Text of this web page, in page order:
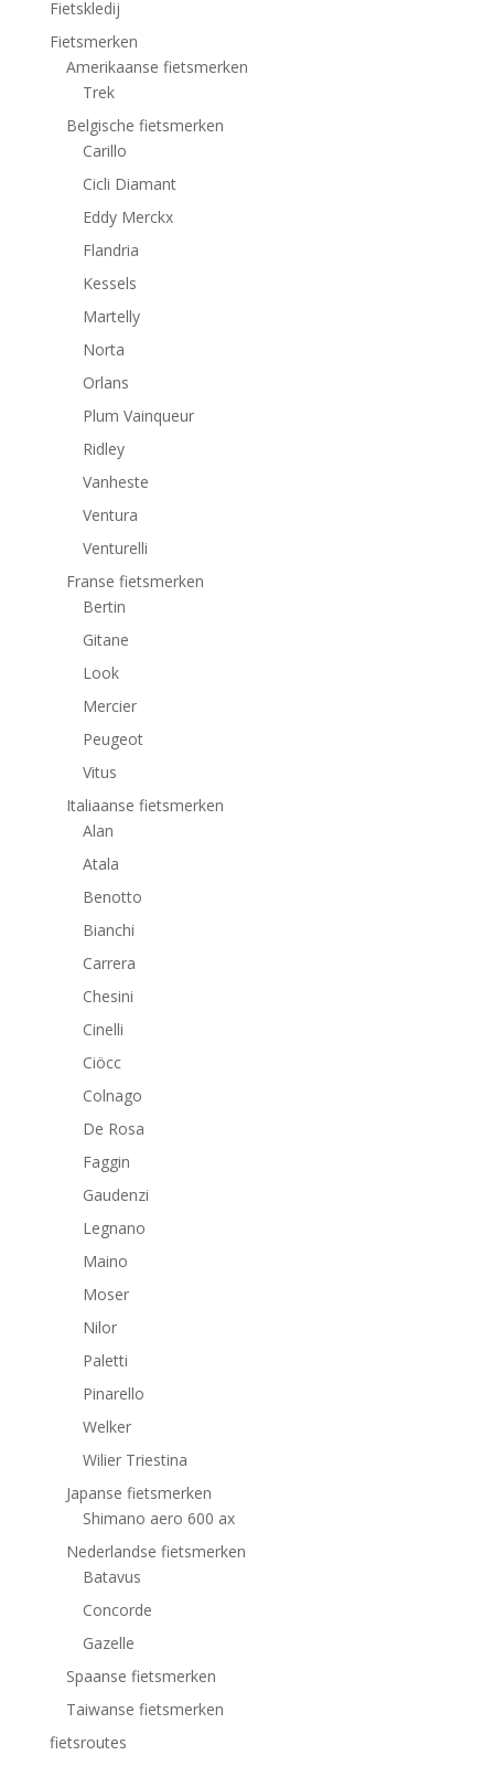
Fietskledij
Fietsmerken
Amerikaanse fietsmerken
Trek
Belgische fietsmerken
Carillo
Cicli Diamant
Eddy Merckx
Flandria
Kessels
Martelly
Norta
Orlans
Plum Vainqueur
Ridley
Vanheste
Ventura
Venturelli
Franse fietsmerken
Bertin
Gitane
Look
Mercier
Peugeot
Vitus
Italiaanse fietsmerken
Alan
Atala
Benotto
Bianchi
Carrera
Chesini
Cinelli
Ciöcc
Colnago
De Rosa
Faggin
Gaudenzi
Legnano
Maino
Moser
Nilor
Paletti
Pinarello
Welker
Wilier Triestina
Japanse fietsmerken
Shimano aero 600 ax
Nederlandse fietsmerken
Batavus
Concorde
Gazelle
Spaanse fietsmerken
Taiwanse fietsmerken
fietsroutes